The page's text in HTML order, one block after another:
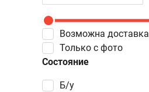
Возможна доставка
Состояние
Б/у
Только с фото